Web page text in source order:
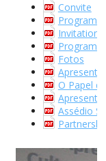
Convite
Programa
Invitation
Fotos
O Papel
Assédio